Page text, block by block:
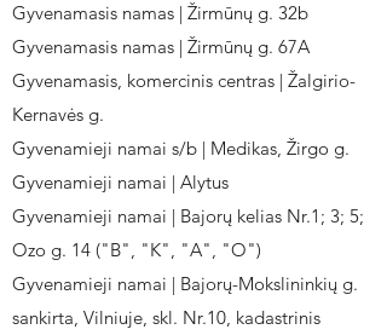
Gyvenamasis namas | Žirmūnų g. 32b
Gyvenamasis namas | Žirmūnų g. 67A
Gyvenamasis, komercinis centras | Žalgirio-
Kernavės g.
Gyvenamieji namai s/b | Medikas, Žirgo g.
Gyvenamieji namai | Alytus
Gyvenamieji namai | Bajorų kelias Nr.1; 3; 5;
Ozo g. 14 ("B", "K", "A", "O")
Gyvenamieji namai | Bajorų-Mokslininkių g.
sankirta, Vilniuje, skl. Nr.10, kadastrinis